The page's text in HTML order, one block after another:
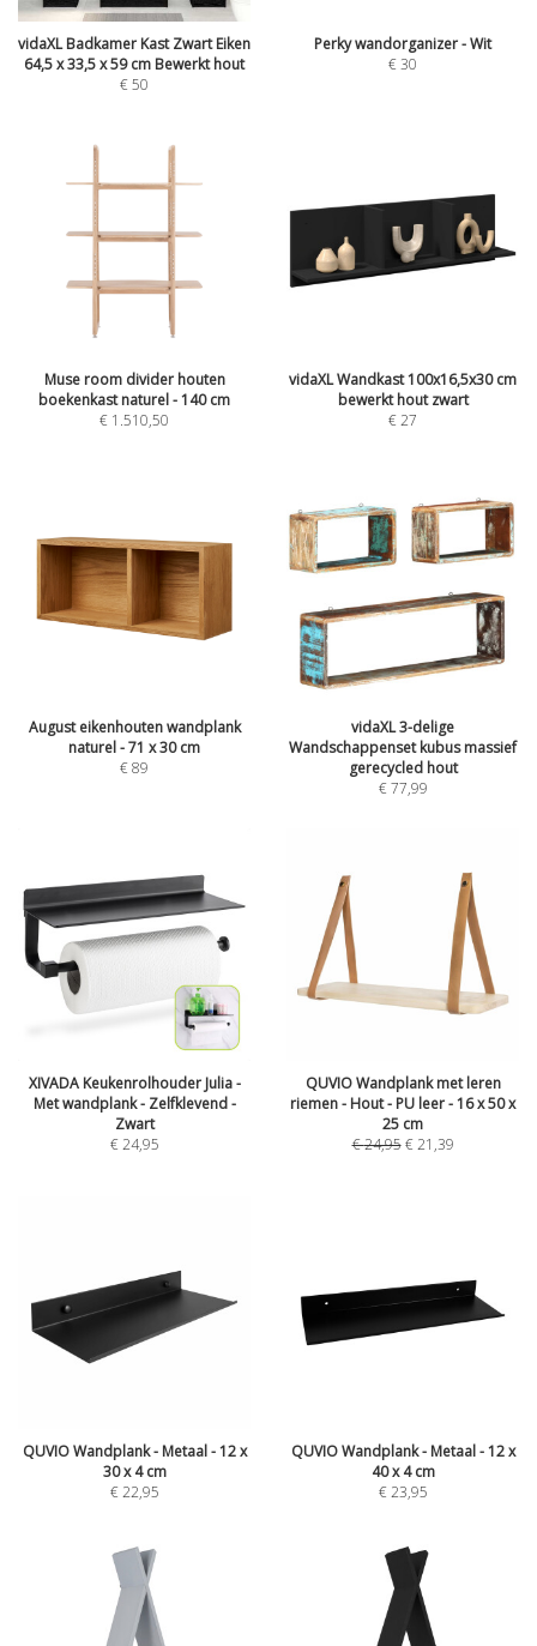
vidaXL Badkamer Kast Zwart Eiken
64,5 x 33,5 x 59 cm Bewerkt hout
€50
Perky wandorganizer - Wit
€30
Muse room divider houten
boekenkast naturel - 140 cm
€ 1.510,50
vidaXL Wandkast 100x16,5x30 cm
bewerkt hout zwart
€27
August eikenhouten wandplank
naturel - 71 x 30 cm
€89
vidaXL 3-delige
Wandschappenset kubus massief
gerecycled hout
€77,99
XIVADA Keukenrolhouder Julia -
Met wandplank - Zelfklevend -
Zwart
€24,95
QUVIO Wandplank met leren
riemen - Hout - PU leer - 16 x 50 x
25 cm
€24,95 €21,39
QUVIO Wandplank - Metaal - 12 x
30 x 4 cm
€22,95
QUVIO Wandplank - Metaal - 12 x
40 x 4 cm
€23,95